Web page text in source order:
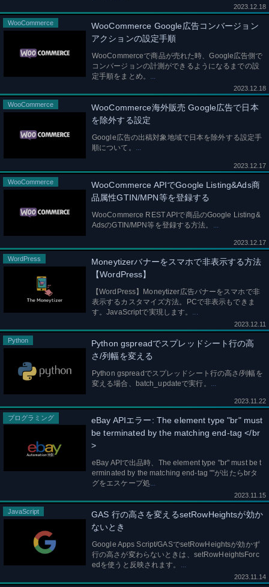
2023.12.18
WooCommerce Google広告コンバージョン
アクションの設定手順
WooCommerceで商品が売れた時、Google広告側で
コンバージョンの計測ができるようになるまでの設
定手順をまとめ。
2023.12.18
WooCommerce
WooCommerce海外販売 Google広告で日本
を除外する設定
Google広告の出稿対象地域で日本を除外する設定手
順について。
2023.12.17
WooCommerce
WooCommerce APIでGoogle Listing&Ads商
品属性GTIN/MPN等を登録する
WooCommerce REST APIで商品のGoogle Listing&
AdsのGTIN/MPN等を登録する方法。
2023.12.17
WooCommerce
Moneytizerバナーをスマホで非表示する方法
【WordPress】
【WordPress】Moneytizer広告バナーをスマホで非
表示するカスタマイズ方法。PCで非表示もできま
す。JavaScriptで実現します。
2023.12.11
WordPress
Python gspreadでスプレッドシート行の高
さ/列幅を変える
Python gspreadでスプレッドシート行の高さ/列幅を
変える場合、batch_updateで実行。
2023.11.22
Python
eBay APIエラー: The element type "br" must
be terminated by the matching end-tag </br
>
eBay APIで出品時、The element type "br" must be t
erminated by the matching end-tag ""が出たらbrタ
グをエスケープ処
2023.11.15
プログラミング
GAS 行の高さを変えるsetRowHeightsが効か
ないとき
Google Apps Script/GASでsetRowHeightsが効かず
行の高さが変わらないときは、setRowHeightsForc
edを使うと反映されます。
2023.11.14
JavaScript